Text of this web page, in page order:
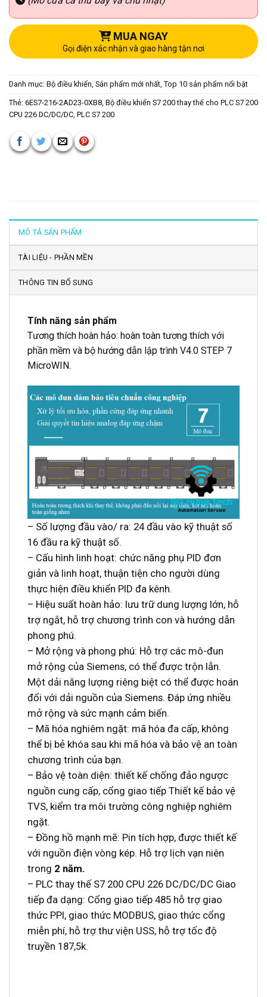
MUA NGAY
Gọi điện xác nhận và giao hàng tận nơi
Danh mục: Bộ điều khiển Sản phẩm mới nhất Top 10 sản phẩm nổi bật
Thẻ: 6ES7-216-2AD23-0XB8 Bộ điều khiển S7 200 thay thế cho PLC S7 200
CPU 226 DC/DC/DC PLC S7 200
MÔ TẢ SẢN PHẨM
TÀI LIỆU - PHẦN MỀN
THÔNG TIN BỔ SUNG
Tính năng sản phẩm
Tương thích hoàn hảo: hoàn toàn tương thích với
phần mềm và bộ hướng dẫn lập trình V4.0 STEP 7
MicroWIN.
– Số lượng đầu vào/ ra: 24 đầu vào kỹ thuật số
16 đầu ra kỹ thuật số.
– Cấu hình linh hoạt: chức năng phụ PID đơn
giản và linh hoạt, thuận tiện cho người dùng
thực hiện điều khiển PID đa kênh.
– Hiệu suất hoàn hảo: lưu trữ dung lượng lớn, hỗ
trợ ngắt, hỗ trợ chương trình con và hướng dẫn
phong phú.
– Mở rộng và phong phú: Hỗ trợ các mô-đun
mở rộng của Siemens, có thể được trộn lẫn.
Một dải năng lượng riêng biệt có thể được hoán
đổi với dải nguồn của Siemens. Đáp ứng nhiều
mở rộng và sức mạnh cảm biến.
– Mã hóa nghiêm ngặt: mã hóa đa cấp, không
thể bị bẻ khóa sau khi mã hóa và bảo vệ an toàn
chương trình của bạn.
– Bảo vệ toàn diện: thiết kế chống đảo ngược
nguồn cung cấp, cổng giao tiếp Thiết kế bảo vệ
TVS, kiểm tra môi trường công nghiệp nghiêm
ngặt.
– Đồng hồ mạnh mẽ: Pin tích hợp, được thiết kế
với nguồn điện vòng kép. Hỗ trợ lịch vạn niên
trong 2 năm.
– PLC thay thế S7 200 CPU 226 DC/DC/DC Giao
tiếp đa dạng: Cổng giao tiếp 485 hỗ trợ giao
thức PPI, giao thức MODBUS, giao thức cổng
miễn phí, hỗ trợ thư viện USS, hỗ trợ tốc độ
truyền 187,5k.